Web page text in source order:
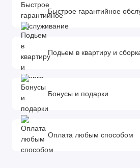
Быстрое гарантийное
Подьем в квартиру и
Бонусы и подарки
Оплата любым способом